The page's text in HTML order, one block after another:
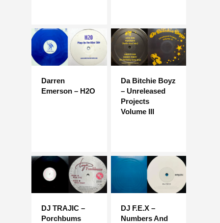
Darren
Emerson – H2O
Da Bitchie Boyz
– Unreleased
Projects
Volume III
DJ TRAJIC –
Porchbums
DJ F.E.X –
Numbers And